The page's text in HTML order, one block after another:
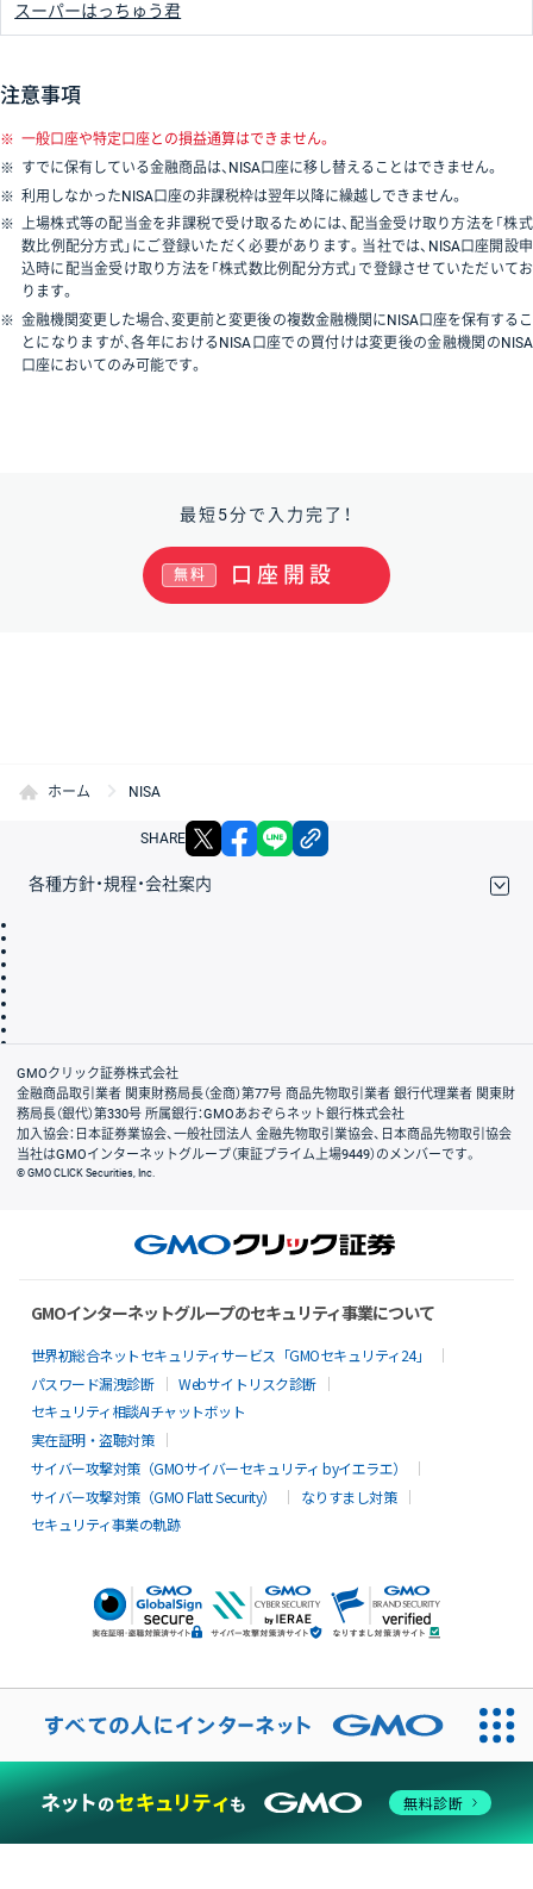
スーパーはっちゅう君
注意事項
※ 一般口座や特定口座との損益通算はできません。
※ すでに保有している金融商品は、NISA口座に移し替えることはできません。
※ 利用しなかったNISA口座の非課税枠は翌年以降に繰越しできません。
※ 上場株式等の配当金を非課税で受け取るためには、配当金受け取り方法を「株式
数比例配分方式」にご登録いただく必要があります。当社では、NISA口座開設申
込時に配当金受け取り方法を「株式数比例配分方式」で登録させていただいてお
ります。
※ 金融機関変更した場合、変更前と変更後の複数金融機関にNISA口座を保有するこ
とになりますが、各年におけるNISA口座での買付けは変更後の金融機関のNISA
口座においてのみ可能です。
最短5分で入力完了！
口座開設
無料
ホーム NISA
SHARE X facebook
各種方針・規程・会社案内
会社案内
GMOクリック証券株式会社
金融商品取引業者 関東財務局長（金商）第77号 商品先物取引業者 銀行代理業者 関東財
務局長（銀代）第330号 所属銀行：GMOあおぞらネット銀行株式会社
加入協会：日本証券業協会、一般社団法人 金融先物取引業協会、日本商品先物取引協会
当社はGMOインターネットグループ（東証プライム上場9449）のメンバーです。
© GMO CLICK Securities, Inc.
GMOインターネットグループのセキュリティ事業について
世界初総合ネットセキュリティサービス「GMOセキュリティ24」
パスワード漏洩診断
Webサイトリスク診断
セキュリティ相談AIチャットボット
実在証明・盗聴対策
サイバー攻撃対策（GMOサイバーセキュリティ byイエラエ）
サイバー攻撃対策（GMO Flatt Security）
なりすまし対策
セキュリティ事業の軌跡
無料診断